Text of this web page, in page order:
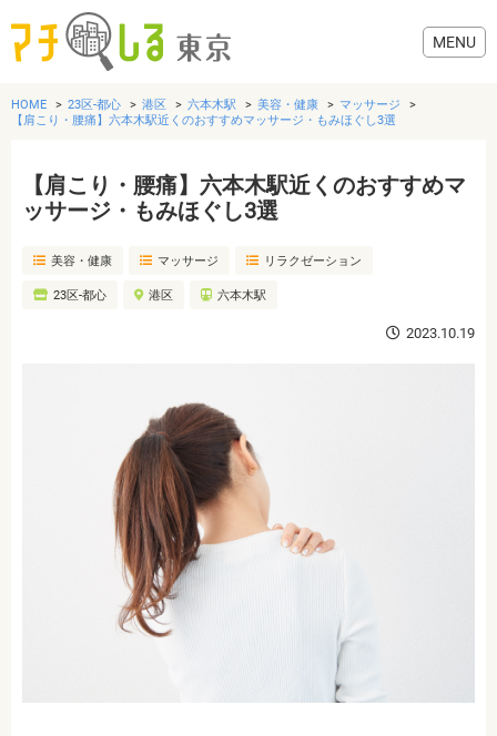
グルメ
美容・健康
HOME 23区-都心 港区 六本木駅 美容・健康
マッサージ
【肩こり・腰痛】六本木駅近くのおすすめマッサージ・もみほぐし3選
【肩こり・腰痛】六本木駅近くのおすすめマ
ッサージ・もみほぐし3選
美容・健康 マッサージ リラクゼーション
23区-都心 港区 六本木駅
2023.10.19